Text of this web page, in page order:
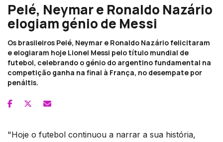
Pelé, Neymar e Ronaldo Nazário
elogiam génio de Messi
Os brasileiros Pelé, Neymar e Ronaldo Nazário felicitaram
e elogiaram hoje Lionel Messi pelo título mundial de
futebol, celebrando o génio do argentino fundamental na
competição ganha na final à França, no desempate por
penáltis.
"Hoje o futebol continuou a narrar a sua história,